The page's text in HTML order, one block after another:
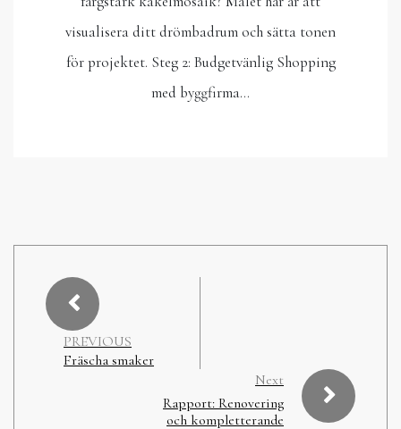
visualisera ditt drömbadrum och sätta tonen
för projektet. Steg 2: Budgetvänlig Shopping
med byggfirma…
PREVIOUS
Fräscha smaker
Next
Rapport: Renovering
och kompletterande